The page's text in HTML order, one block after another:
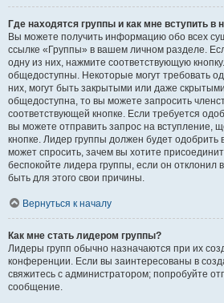
Где находятся группы и как мне вступить в
Вы можете получить информацию обо всех
ссылке «Группы» в вашем личном разделе.
одну из них, нажмите соответствующую
общедоступны. Некоторые могут требовать
них, могут быть закрытыми или даже
общедоступна, то вы можете запросить
соответствующей кнопке. Если требуется
вы можете отправить запрос на вступление,
кнопке. Лидер группы должен будет одобрить
может спросить, зачем вы хотите
беспокойте лидера группы, если он отклонил
быть для этого свои причины.
Вернуться к началу
Как мне стать лидером группы?
Лидеры групп обычно назначаются при их
конференции. Если вы заинтересованы в
свяжитесь с администратором; попробуйте
сообщение.